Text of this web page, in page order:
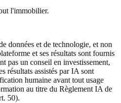
l'immobilier.
données et de technologie, et non
et ses résultats sont fournis
pas un conseil en investissement,
résultats assistés par IA sont
humaine avant tout usage
au titre du Règlement IA de
50).